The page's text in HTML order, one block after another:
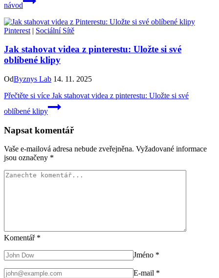
návod
Pinterest | Sociální Sítě
Jak stahovat videa z pinterestu: Uložte si své
oblíbené klipy
OdByznys Lab 14. 11. 2025
Přečtěte si více Jak stahovat videa z pinterestu: Uložte si své
oblíbené klipy
Napsat komentář
Vaše e-mailová adresa nebude zveřejněna. Vyžadované informace
jsou označeny *
Komentář *
Jméno *
E-mail *